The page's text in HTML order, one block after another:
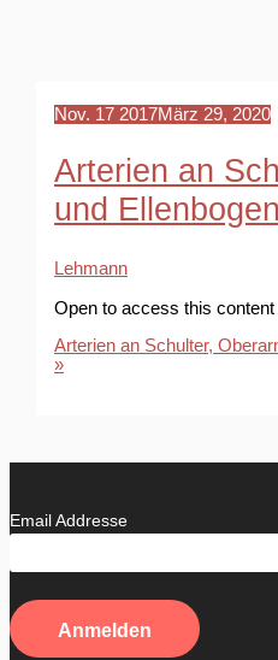
Nov. 17 2017März 29, 2020
Arterien an
und Ellenbogen
Lehmann
Open to access this content
Arterien an Schulter,
»
Email Addresse